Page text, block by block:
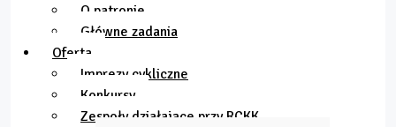
O patronie
Główne zadania
Oferta
Imprezy cykliczne
Konkursy
Zespoły działające przy RCKK